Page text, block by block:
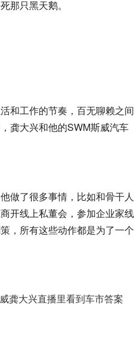
那只黑天鹅。
和工作的节奏，百无聊赖之间
龚大兴和他的SWM斯威汽车
做了很多事情，比如和骨干人
开线上私董会，参加企业家线
，所有这些动作都是为了一个